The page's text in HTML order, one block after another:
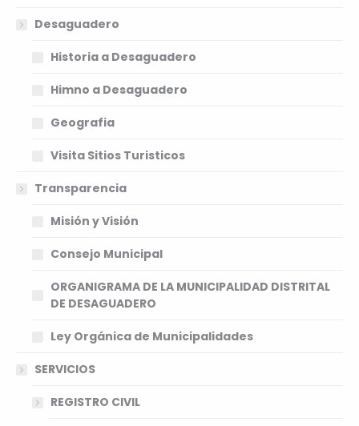
Desaguadero
Historia a Desaguadero
Himno a Desaguadero
Geografia
Visita Sitios Turisticos
Transparencia
Misión y Visión
Consejo Municipal
ORGANIGRAMA DE LA MUNICIPALIDAD DISTRITAL
DE DESAGUADERO
Ley Orgánica de Municipalidades
SERVICIOS
REGISTRO CIVIL